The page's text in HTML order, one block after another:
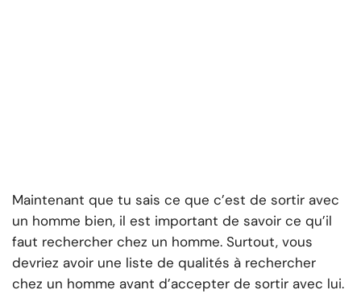
Maintenant que tu sais ce que c’est de sortir avec
un homme bien, il est important de savoir ce qu’il
faut rechercher chez un homme. Surtout, vous
devriez avoir une liste de qualités à rechercher
chez un homme avant d’accepter de sortir avec lui.